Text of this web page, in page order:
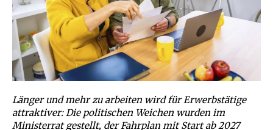
Länger und mehr zu arbeiten wird für Erwerbstätige
attraktiver: Die politischen Weichen wurden im
Ministerrat gestellt, der Fahrplan mit Start ab 2027